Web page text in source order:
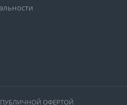
ПУБЛИЧНОЙ ОФЕРТОЙ